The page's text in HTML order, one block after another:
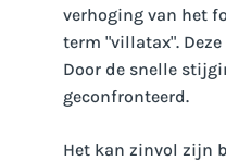
verhoging van het
term "villatax".
Door de snelle
geconfronteerd.
Het kan zinvol zijn